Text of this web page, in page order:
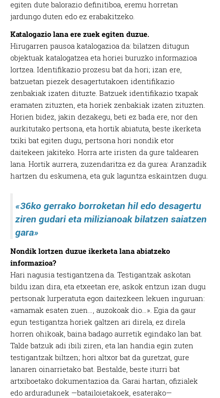
egiten dute balorazio definitiboa, eremu horretan
jardungo duten edo ez erabakitzeko.
Katalogazio lana ere zuek egiten duzue.
Hirugarren pausoa katalogazioa da: bilatzen ditugun
objektuak katalogatzea eta horiei buruzko informazioa
lortzea. Identifikazio prozesu bat da hori; izan ere,
batzuetan piezek desagertutakoen identifikazio
zenbakiak izaten dituzte. Batzuek identifikazio txapak
eramaten zituzten, eta horiek zenbakiak izaten zituzten.
Horien bidez, jakin dezakegu, beti ez bada ere, nor den
aurkitutako pertsona, eta hortik abiatuta, beste ikerketa
txiki bat egiten dugu, pertsona hori nondik etor
daitekeen jakiteko. Horra arte iristen da gure taldearen
lana. Hortik aurrera, zuzendaritza ez da gurea: Aranzadik
hartzen du eskumena, eta guk laguntza eskaintzen dugu.
«36ko gerrako borroketan hil edo desagertu
ziren gudari eta milizianoak bilatzen saiatzen
gara»
Nondik lortzen duzue ikerketa lana abiatzeko
informazioa?
Hari nagusia testigantzena da. Testigantzak askotan
bildu izan dira, eta etxeetan ere, askok entzun izan dugu
pertsonak lurperatuta egon daitezkeen lekuen inguruan:
«amamak esaten zuen…, auzokoak dio…». Egia da gaur
egun testigantza horiek galtzen ari direla, ez direla
horren ohikoak, baina badago aurretik egindako lan bat.
Talde batzuk adi ibili ziren, eta lan handia egin zuten
testigantzak biltzen; hori altxor bat da guretzat, gure
lanaren oinarrietako bat. Bestalde, beste iturri bat
artxiboetako dokumentazioa da. Garai hartan, ofizialek
edo arduradunek —batailoietakoek, esaterako—